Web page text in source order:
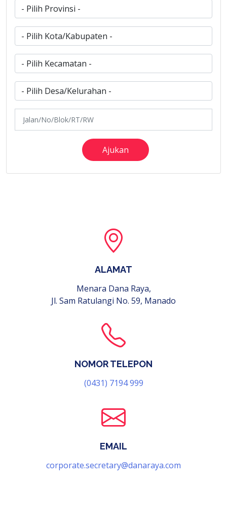
Ajukan
ALAMAT
Menara Dana Raya,
Jl. Sam Ratulangi No. 59, Manado
NOMOR TELEPON
(0431) 7194 999
EMAIL
corporate.secretary@danaraya.com